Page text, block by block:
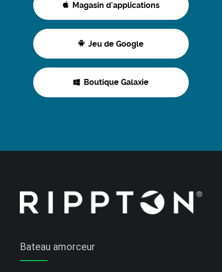
Magasin d'applications
Jeu de Google
Boutique Galaxie
Bateau amorceur